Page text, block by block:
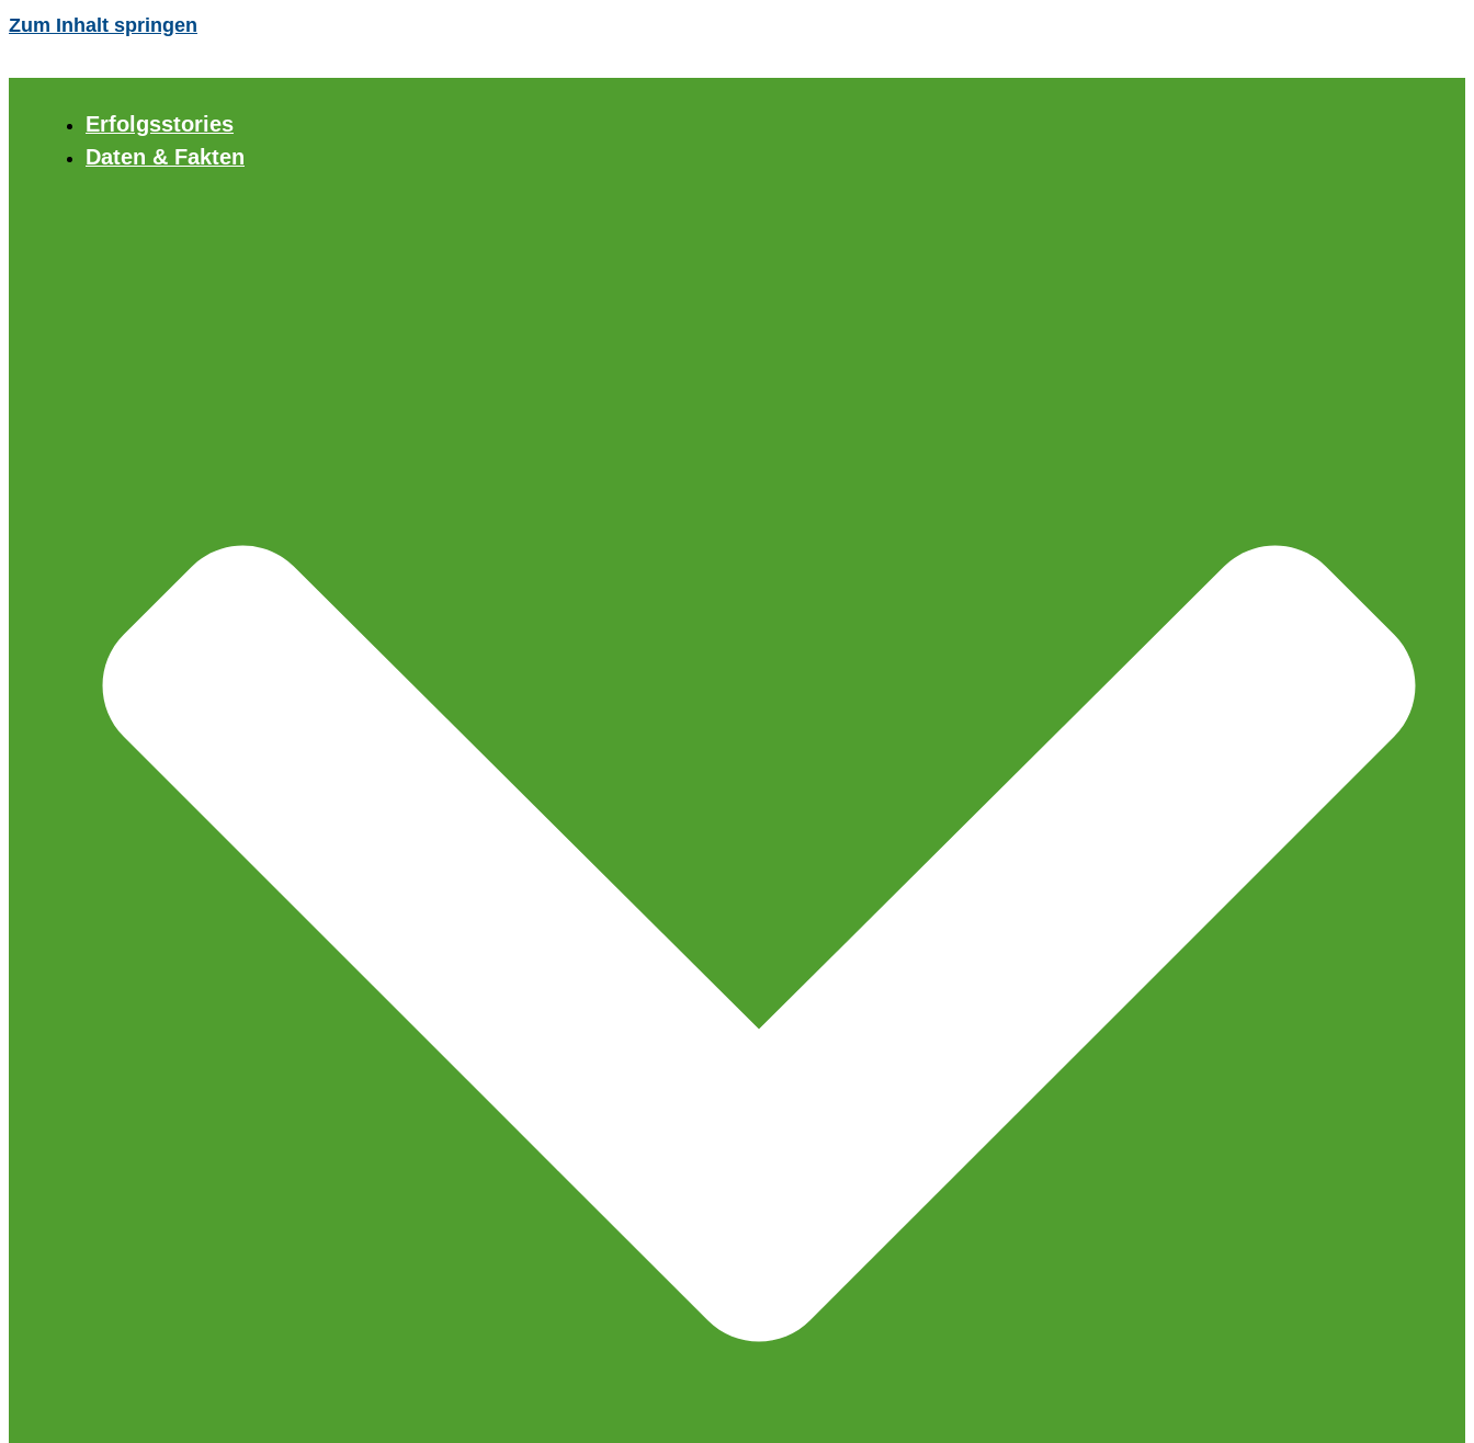
Zum Inhalt springen
Erfolgsstories
Daten & Fakten